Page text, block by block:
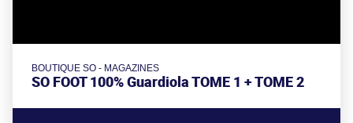
BOUTIQUE SO - MAGAZINES
SO FOOT 100% Guardiola TOME 1 + TOME 2